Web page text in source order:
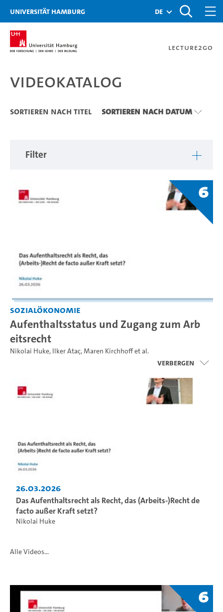
Zu den Filtern
Zur Metanavigation
Zur Hauptnavigation
Zur Suche
Zum Inhalt
Zum Seitenfuss
Universität Hamburg de
Lecture2Go
Videokatalog
Videokatalog
Sortieren nach Titel Sortieren nach Datum
Filter
6
Sozialökonomie
Aufenthaltsstatus und Zugang zum Arb
eitsrecht
Nikolai Huke, Ilker Ataç,Maren Kirchhoffet al.
Verbergen
26.03.2026
Das Aufenthaltsrecht als Recht, das (Arbeits-)Recht de
facto außer Kraft setzt?
Nikolai Huke
Alle Videos...
6